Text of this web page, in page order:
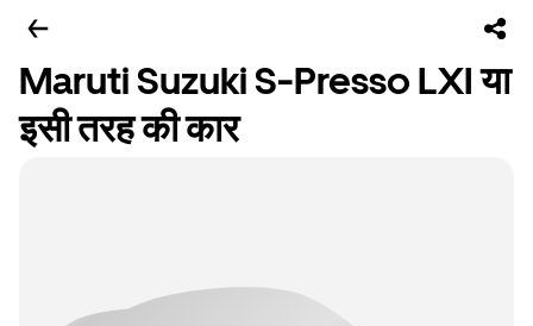
Maruti Suzuki S-Presso LXI या
इसी तरह की कार